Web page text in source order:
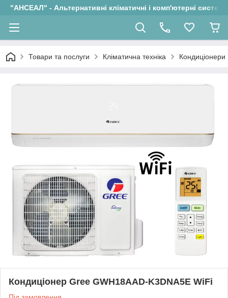
"АНСЕАЛ" - Альтернативні кліматичні і комп'ютерні системи
Товари та послуги Кліматична техніка Кондиціонери
Кондиціонер Gree GWH18AAD-K3DNA5E WiFi